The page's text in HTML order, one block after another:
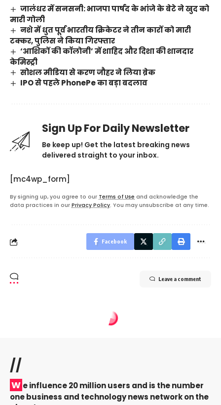
जालंधर में सनसनी: भाजपा पार्षद के भांजे के बेटे ने खुद को
मारी गोली
नशे में धुत पूर्व भारतीय क्रिकेटर ने तीन कारों को मारी
टक्कर, पुलिस ने किया गिरफ्तार
‘आशिकों की कॉलोनी’ में शाहिद और दिशा की शानदार
केमिस्ट्री
सोशल मीडिया से करण जौहर ने लिया ब्रेक
IPO से पहले PhonePe का बड़ा बदलाव
Sign Up For Daily Newsletter
Be keep up! Get the latest breaking news
delivered straight to your inbox.
[mc4wp_form]
By signing up, you agree to our Terms of Use and acknowledge the
data practices in our Privacy Policy. You may unsubscribe at any time.
Facebook
Leave a comment
//
W e influence 20 million users and is the number
one business and technology news network on the